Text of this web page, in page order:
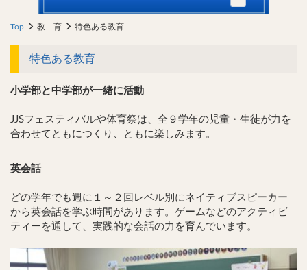
Top 教 育 特色ある教育
特色ある教育
小学部と中学部が一緒に活動
JJSフェスティバルや体育祭は、全９学年の児童・生徒が力を
合わせてともにつくり、ともに楽しみます。
英会話
どの学年でも週に１～２回レベル別にネイティブスピーカー
から英会話を学ぶ時間があります。ゲームなどのアクティビ
ティーを通して、実践的な会話の力を育んでいます。